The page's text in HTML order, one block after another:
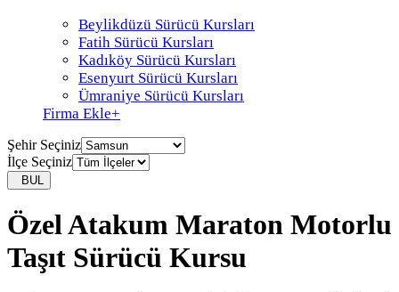
Beylikdüzü Sürücü Kursları
Fatih Sürücü Kursları
Kadıköy Sürücü Kursları
Esenyurt Sürücü Kursları
Ümraniye Sürücü Kursları
Firma Ekle+
Şehir Seçiniz
İlçe Seçiniz
BUL
Özel Atakum Maraton Motorlu
Taşıt Sürücü Kursu